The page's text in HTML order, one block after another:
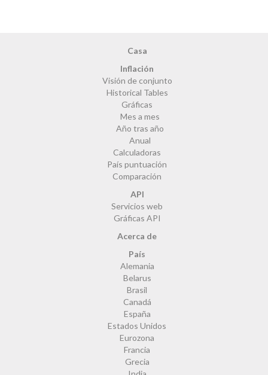
Casa
Inflación
Visión de conjunto
Historical Tables
Gráficas
Mes a mes
Año tras año
Anual
Calculadoras
País puntuación
Comparación
API
Servicios web
Gráficas API
Acerca de
País
Alemania
Belarus
Brasil
Canadá
España
Estados Unidos
Eurozona
Francia
Grecia